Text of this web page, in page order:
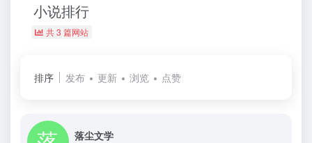
小说排行
共 3 篇网站
排序 发布 更新 浏览 点赞
落尘文学